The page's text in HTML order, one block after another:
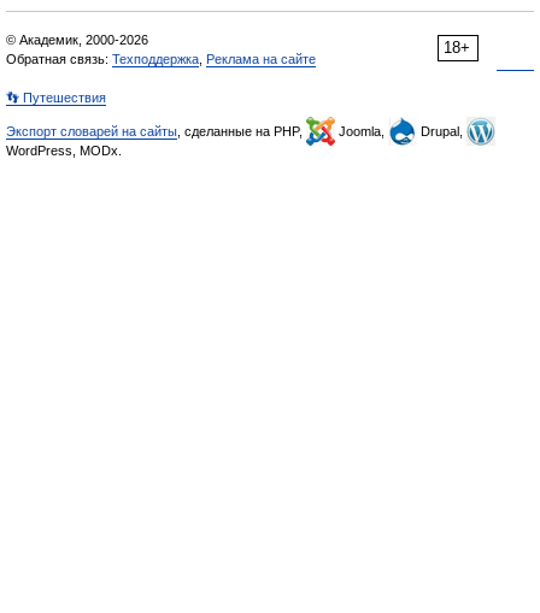
18+
© Академик, 2000-2026
Обратная связь: Техподдержка Реклама на сайте
👣 Путешествия
Экспорт словарей на сайты , сделанные на PHP, Joomla,
Drupal,
WordPress, MODx.